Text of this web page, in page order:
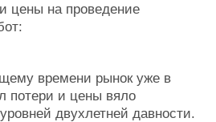
цены на проведение
времени рынок уже в
потери и цены вяло
двухлетней давности.